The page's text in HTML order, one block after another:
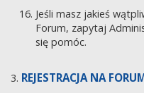
Jeśli masz jakieś
Forum, zapytaj
się pomóc.
REJESTRACJA NA